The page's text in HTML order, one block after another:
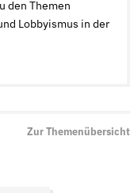
den Themen
Lobbyismus in der
Zur Themenübersicht